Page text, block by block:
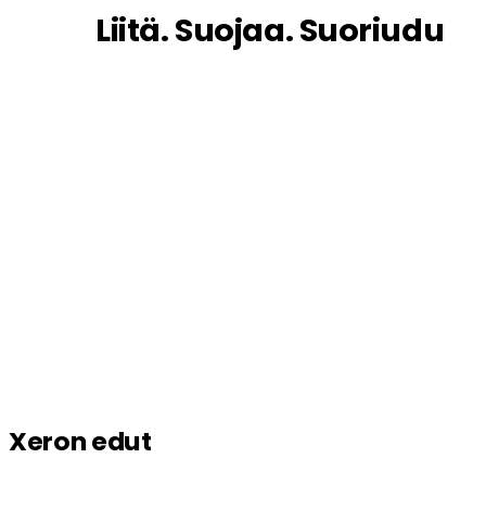
Liitä. Suojaa. Suoriudu
Xeron edut